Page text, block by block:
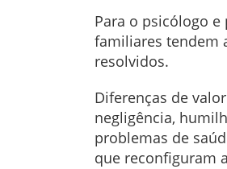
Para o psicólogo
familiares tendem
resolvidos.
Diferenças de
negligência,
problemas de
que reconfiguram